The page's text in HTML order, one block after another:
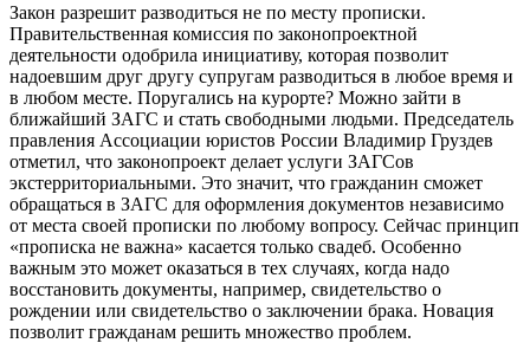
Закон разрешит разводиться не по месту прописки.
Правительственная комиссия по законопроектной
деятельности одобрила инициативу, которая позволит
надоевшим друг другу супругам разводиться в любое время и
в любом месте. Поругались на курорте? Можно зайти в
ближайший ЗАГС и стать свободными людьми. Председатель
правления Ассоциации юристов России Владимир Груздев
отметил, что законопроект делает услуги ЗАГСов
экстерриториальными. Это значит, что гражданин сможет
обращаться в ЗАГС для оформления документов независимо
от места своей прописки по любому вопросу. Сейчас принцип
«прописка не важна» касается только свадеб. Особенно
важным это может оказаться в тех случаях, когда надо
восстановить документы, например, свидетельство о
рождении или свидетельство о заключении брака. Новация
позволит гражданам решить множество проблем.